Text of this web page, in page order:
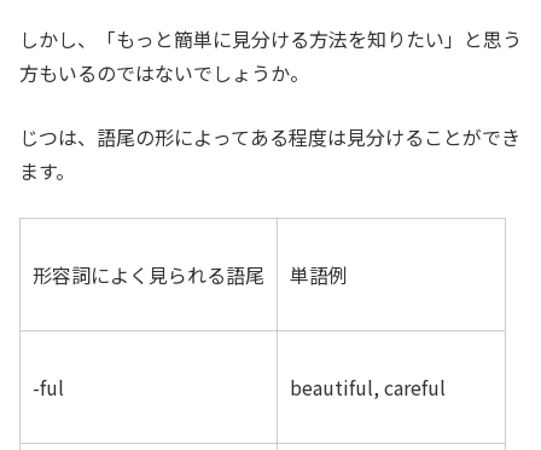
しかし、「もっと簡単に見分ける方法を知りたい」と思う
方もいるのではないでしょうか。
じつは、語尾の形によってある程度は見分けることができ
ます。
形容詞によく見られる語尾 単語例
-ful beautiful, careful